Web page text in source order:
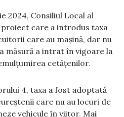
2024, Consiliul Local al
care a introdus taxa
care au mașină, dar nu
măsură a intrat în vigoare la
cetățenilor.
4, taxa a fost adoptată
care nu au locuri de
vehicule în viitor. Mai